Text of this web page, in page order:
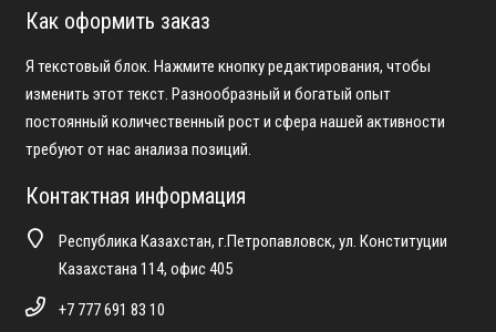
Как оформить заказ
Я текстовый блок. Нажмите кнопку редактирования, чтобы
изменить этот текст. Разнообразный и богатый опыт
постоянный количественный рост и сфера нашей активности
требуют от нас анализа позиций.
Контактная информация
Республика Казахстан, г.Петропавловск, ул. Конституции
Казахстана 114, офис 405
+7 777 691 83 10